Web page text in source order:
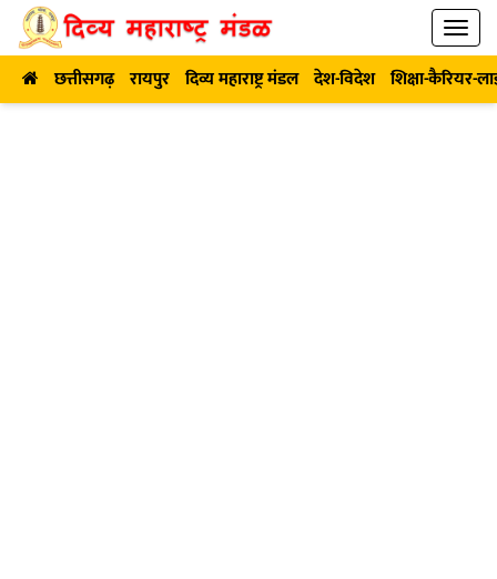
छत्तीसगढ़ रायपुर दिव्य महाराष्ट्र मंडल देश-विदेश शिक्षा-कैरियर-